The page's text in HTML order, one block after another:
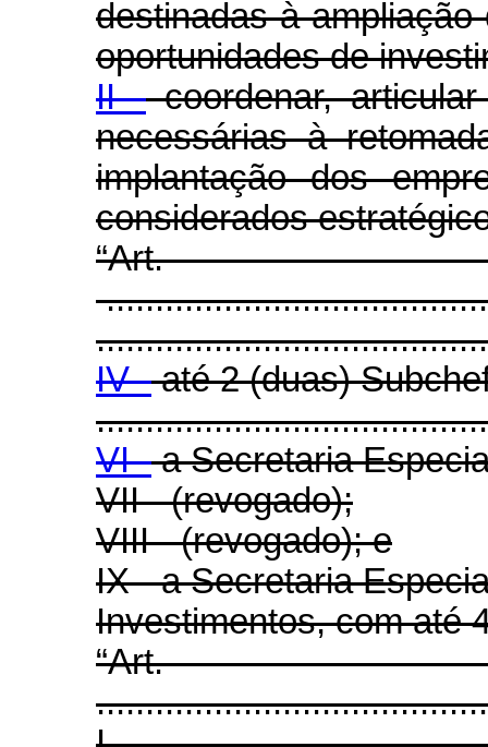
destinadas à
oportunidades de
II -coordenar,
necessárias à
implantação dos
considerados
IV -até 2 (duas)
VI -a Secretaria
VII - (revogado);
VIII - (revogado); e
IX - a Secretaria
Investimentos, com até